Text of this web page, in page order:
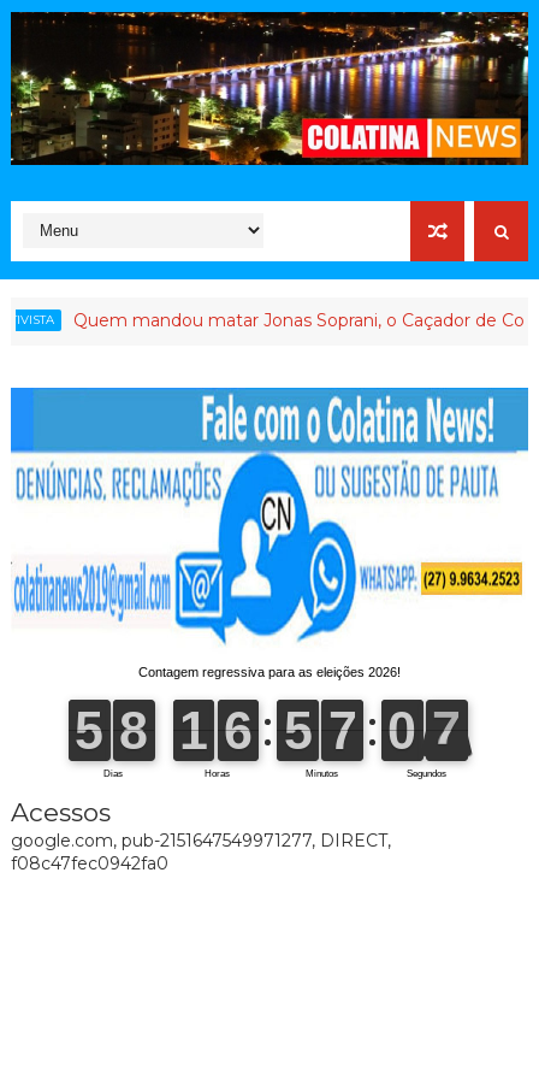
Quem mandou matar Jonas Soprani, o Caçador de
Acessos
google.com, pub-2151647549971277, DIRECT,
f08c47fec0942fa0